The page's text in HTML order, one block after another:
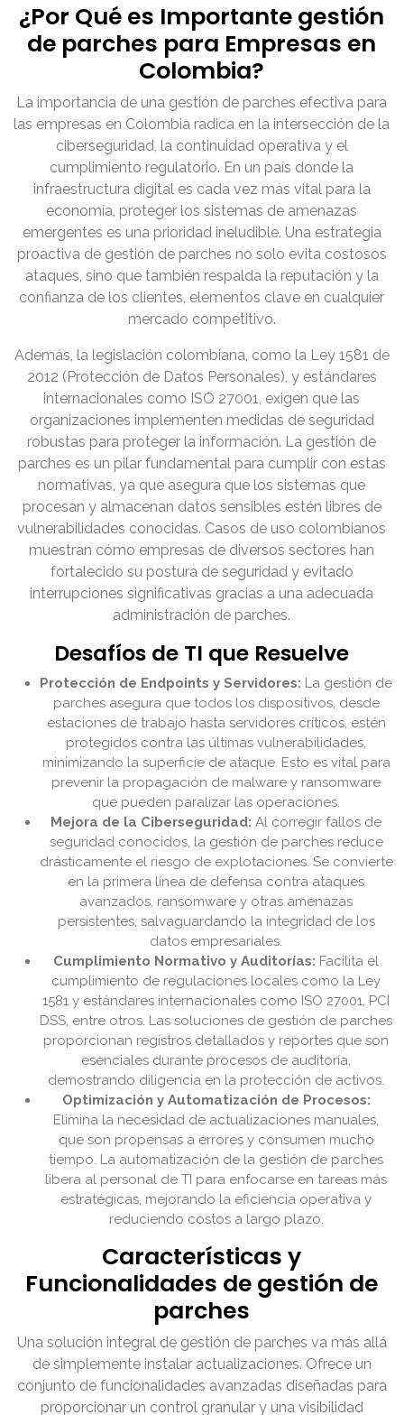
¿Por Qué es Importante gestión
de parches para Empresas en
Colombia?
La importancia de una gestión de parches efectiva para
las empresas en Colombia radica en la intersección de la
ciberseguridad, la continuidad operativa y el
cumplimiento regulatorio. En un país donde la
infraestructura digital es cada vez más vital para la
economía, proteger los sistemas de amenazas
emergentes es una prioridad ineludible. Una estrategia
proactiva de gestión de parches no solo evita costosos
ataques, sino que también respalda la reputación y la
confianza de los clientes, elementos clave en cualquier
mercado competitivo.
Además, la legislación colombiana, como la Ley 1581 de
2012 (Protección de Datos Personales), y estándares
internacionales como ISO 27001, exigen que las
organizaciones implementen medidas de seguridad
robustas para proteger la información. La gestión de
parches es un pilar fundamental para cumplir con estas
normativas, ya que asegura que los sistemas que
procesan y almacenan datos sensibles estén libres de
vulnerabilidades conocidas. Casos de uso colombianos
muestran cómo empresas de diversos sectores han
fortalecido su postura de seguridad y evitado
interrupciones significativas gracias a una adecuada
administración de parches.
Desafíos de TI que Resuelve
Protección de Endpoints y Servidores: La gestión de
parches asegura que todos los dispositivos, desde
estaciones de trabajo hasta servidores críticos, estén
protegidos contra las últimas vulnerabilidades,
minimizando la superficie de ataque. Esto es vital para
prevenir la propagación de malware y ransomware
que pueden paralizar las operaciones.
Mejora de la Ciberseguridad: Al corregir fallos de
seguridad conocidos, la gestión de parches reduce
drásticamente el riesgo de explotaciones. Se convierte
en la primera línea de defensa contra ataques
avanzados, ransomware y otras amenazas
persistentes, salvaguardando la integridad de los
datos empresariales.
Cumplimiento Normativo y Auditorías: Facilita el
cumplimiento de regulaciones locales como la Ley
1581 y estándares internacionales como ISO 27001, PCI
DSS, entre otros. Las soluciones de gestión de parches
proporcionan registros detallados y reportes que son
esenciales durante procesos de auditoría,
demostrando diligencia en la protección de activos.
Optimización y Automatización de Procesos:
Elimina la necesidad de actualizaciones manuales,
que son propensas a errores y consumen mucho
tiempo. La automatización de la gestión de parches
libera al personal de TI para enfocarse en tareas más
estratégicas, mejorando la eficiencia operativa y
reduciendo costos a largo plazo.
Características y
Funcionalidades de gestión de
parches
Una solución integral de gestión de parches va más allá
de simplemente instalar actualizaciones. Ofrece un
conjunto de funcionalidades avanzadas diseñadas para
proporcionar un control granular y una visibilidad